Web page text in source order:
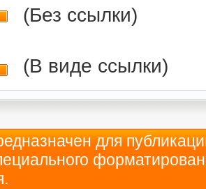
(Без ссылки)
(В виде ссылки)
для